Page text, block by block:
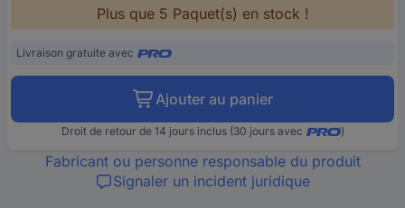
Plus que 5 Paquet(s) en stock !
Livraison gratuite avec
Ajouter au panier
Droit de retour de 14 jours inclus (30 jours avec )
Fabricant ou personne responsable du produit
Signaler un incident juridique